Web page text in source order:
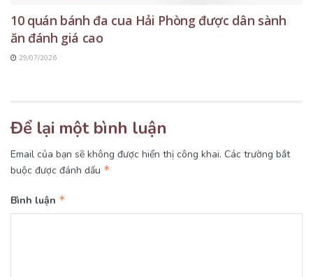
10 quán bánh đa cua Hải Phòng được dân sành
ăn đánh giá cao
29/07/2026
Để lại một bình luận
Email của bạn sẽ không được hiển thị công khai. Các trường bắt
buộc được đánh dấu *
Bình luận *